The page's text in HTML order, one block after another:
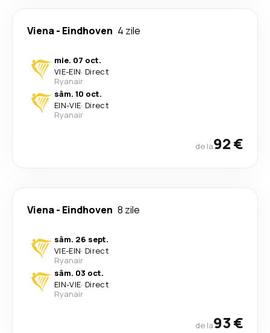
Viena- Eindhoven 4 zile
mie. 07 oct.
VIE-EIN· Direct
Ryanair
sâm. 10 oct.
EIN-VIE· Direct
Ryanair
de la92 €
Viena- Eindhoven 8 zile
sâm. 26 sept.
VIE-EIN· Direct
Ryanair
sâm. 03 oct.
EIN-VIE· Direct
Ryanair
de la93 €